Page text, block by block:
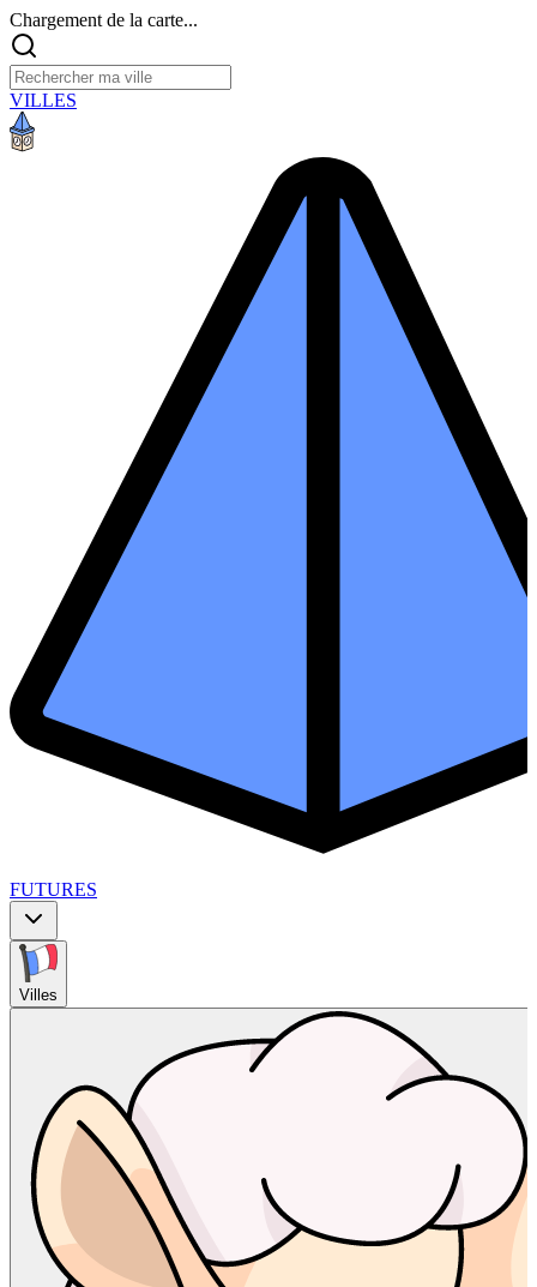
Chargement de la carte...
VILLES
FUTURES
Villes